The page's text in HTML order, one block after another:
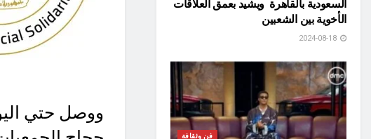
السعودية بالقاهرة ويشيد بعمق العلاقات
الأخوية بين الشعبين
فن وثقافة